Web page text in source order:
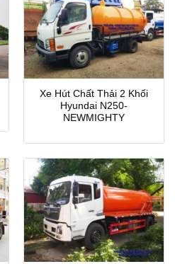
Xe Hút Chất Thải 2 Khối
Hyundai N250-
NEWMIGHTY